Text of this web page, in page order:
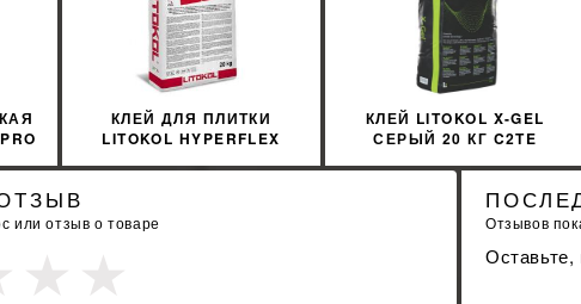
КУПИТЬ КУПИТЬ
КЛЕЙ ДЛЯ ПЛИТКИ
LITOKOL HYPERFLEX
КЛЕЙ LITOKOL X-GEL
СЕРЫЙ 20 КГ C2TE
или отзыв о товаре Отзывов
Оставьте,